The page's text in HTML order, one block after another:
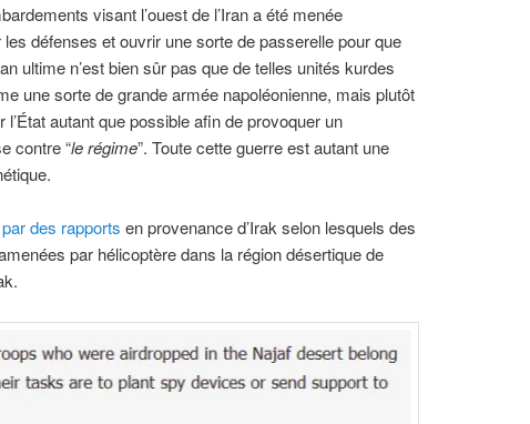
visant l’ouest de l’Iran a été menée
défenses et ouvrir une sorte de passerelle pour que
ultime n’est bien sûr pas que de telles unités kurdes
une sorte de grande armée napoléonienne, mais plutôt
autant que possible afin de provoquer un
contre “le régime”. Toute cette guerre est autant une
des rapports en provenance d’Irak selon lesquels des
par hélicoptère dans la région désertique de